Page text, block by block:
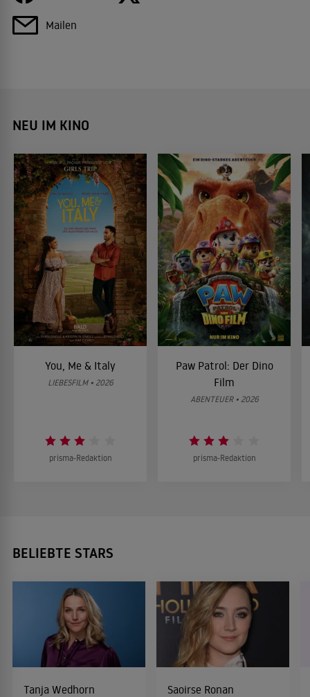
Mailen
NEU IM KINO
You, Me & Italy
LIEBESFILM • 2026
prisma-Redaktion
Paw Patrol: Der Dino
Film
ABENTEUER • 2026
prisma-Redaktion
BELIEBTE STARS
Tanja Wedhorn Saoirse Ronan